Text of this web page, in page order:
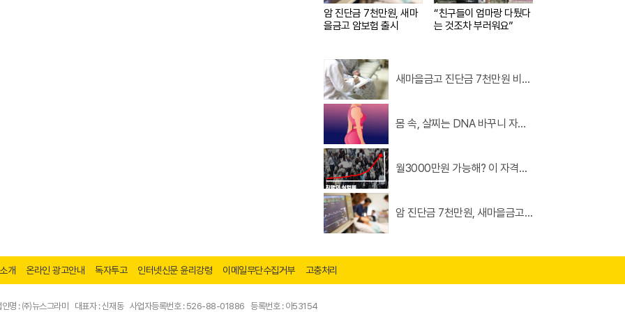
암 진단금 7천만원, 새마
을금고 암보험 출시
“친구들이 엄마랑 다퉜다
는 것조차 부러워요”
새마을금고 진단금 7천만원 비갱
몸 속, 살찌는 DNA 바꾸니 자면
월3000만원 가능해? 이 자격증
암 진단금 7천만원, 새마을금고
개 온라인 광고안내 독자투고 인터넷신문 윤리강령 이메일무단수집거부 고충처리
인명 : ㈜뉴스그라미 대표자 : 신재동 사업자등록번호 : 526-88-01886 등록번호 : 아53154